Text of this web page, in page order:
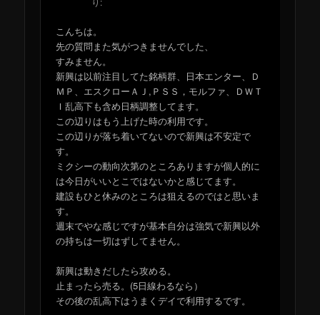
こんちは。
先の質問また気がつきませんでした、
すみません。
新興は以前注目してた銘柄群、日本エンター、Ｄ
ＭＰ、エスクローＡＪ,ＰＳＳ，モルファ、ＤＷＴ
Ｉ乱高下も含め日柄調整してます。
この辺りはもう上げた時の利用です。
この辺りが落ち着いてないので新興は不安定で
す。
ミクシーの動向次第のところありますが個人的に
は今日がいいとこではないかと感じてます。
建設もひと休みのところは狙えるのではと思いま
す。
週末でやな感じですが基本自分は強気で新興以外
の持ちは一切はずしてません。
新興は動きだしたら攻める。
止まったら売る。(5日線わるなら）
その後の乱高下はうまくデイで利用するです。